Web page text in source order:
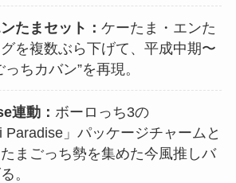
たまセット： ケーたま・エンた
を複数ぶら下げて、平成中期〜
ちカバン”を再現。
連動： ボーロっち3の
Paradise」パッケージチャームと
まごっち勢を集めた今風推しバ
。